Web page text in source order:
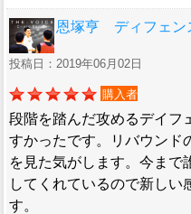
恩塚亨 ディフェン
投稿日：2019年06月02日
購入者
段階を踏んだ攻めるデイフ
すかったです。リバウンド
を見た気がします。今まで
してくれているので新しい
す。